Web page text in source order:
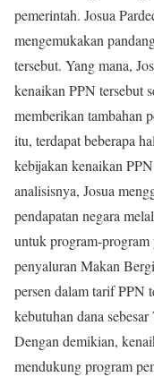
pemerintah. Josua
mengemukakan
tersebut. Yang mana,
kenaikan PPN tersebut
memberikan tambahan
itu, terdapat beberapa
kebijakan kenaikan
analisisnya, Josua
pendapatan negara
untuk program-program
penyaluran Makan
persen dalam tarif PPN
kebutuhan dana
Dengan demikian,
mendukung program